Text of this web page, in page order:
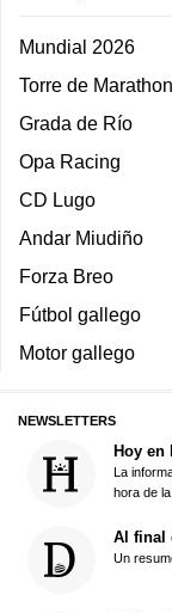
Mundial 2026
Torre de Marathon
Grada de Río
Opa Racing
CD Lugo
Andar Miudiño
Forza Breo
Fútbol gallego
Motor gallego
NEWSLETTERS
Hoy en
La
hora de
Al final
Un